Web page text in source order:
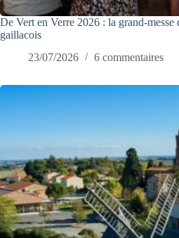
De Vert en Verre 2026 : la grand-messe
gaillacois
23/07/2026
6 commentaires